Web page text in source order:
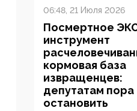
06:48, 21 Июля 2026
Посмертное
инструмент
кормовая база
извращенцев:
депутатам пора
остановить